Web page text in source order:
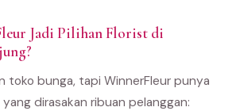
Jadi Pilihan Florist di
toko bunga, tapi WinnerFleur punya
dirasakan ribuan pelanggan: